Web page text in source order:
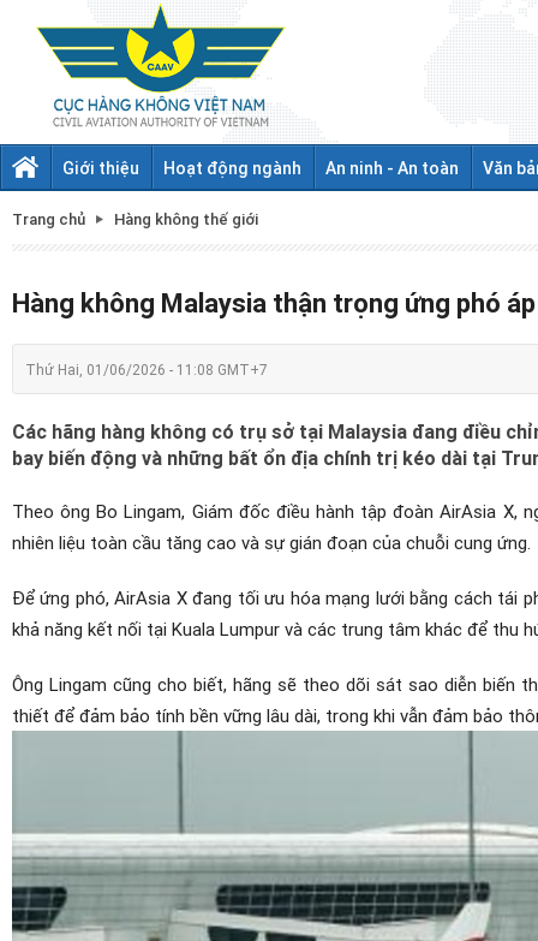
Giới thiệu Hoạt động ngành An ninh - An toàn Văn
Trang chủ Hàng không thế giới
Hàng không Malaysia thận trọng ứng phó
Thứ Hai, 01/06/2026 - 11:08 GMT+7
Các hãng hàng không có trụ sở tại Malaysia đang điều
bay biến động và những bất ổn địa chính trị kéo dài tại
Theo ông Bo Lingam, Giám đốc điều hành tập đoàn AirAsia
nhiên liệu toàn cầu tăng cao và sự gián đoạn của chuỗi cung ứng.
Để ứng phó, AirAsia X đang tối ưu hóa mạng lưới bằng cách tái
khả năng kết nối tại Kuala Lumpur và các trung tâm khác để thu
Ông Lingam cũng cho biết, hãng sẽ theo dõi sát sao diễn
thiết để đảm bảo tính bền vững lâu dài, trong khi vẫn đảm bảo